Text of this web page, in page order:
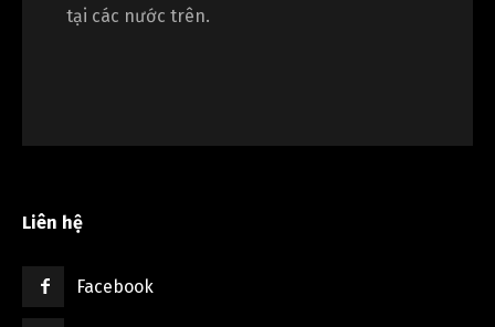
tại các nước trên.
Liên hệ
Facebook